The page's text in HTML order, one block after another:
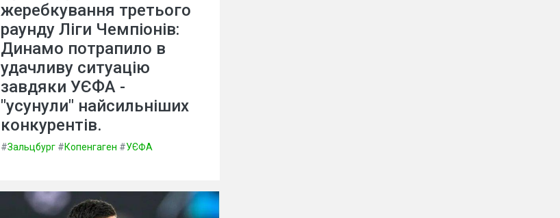
жеребкування третього
раунду Ліги Чемпіонів:
Динамо потрапило в
удачливу ситуацію
завдяки УЄФА -
"усунули" найсильніших
конкурентів.
#Зальцбург #Копенгаген #УЄФА